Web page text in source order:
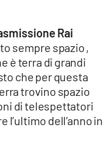
Rai
sempre spazio ,
è terra di grandi
che per questa
trovino spazio
di telespettatori
l’ultimo dell’anno in